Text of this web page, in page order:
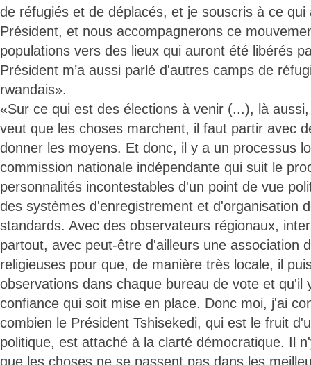
de réfugiés et de déplacés, et je souscris à ce qui
Président, et nous accompagnerons ce
populations vers des lieux qui auront été libérés
Président m’a aussi parlé d'autres camps de
rwandais».
«Sur ce qui est des élections à venir (...), là
veut que les choses marchent, il faut partir avec
donner les moyens. Et donc, il y a un processus
commission nationale indépendante qui suit le
personnalités incontestables d'un point de vue
des systèmes d'enregistrement et d'organisation
standards. Avec des observateurs régionaux,
partout, avec peut-être d'ailleurs une association
religieuses pour que, de manière très locale, il
observations dans chaque bureau de vote et qu'il
confiance qui soit mise en place. Donc moi, j'ai
combien le Président Tshisekedi, qui est le fruit
politique, est attaché à la clarté démocratique. Il
que les choses ne se passent pas dans les